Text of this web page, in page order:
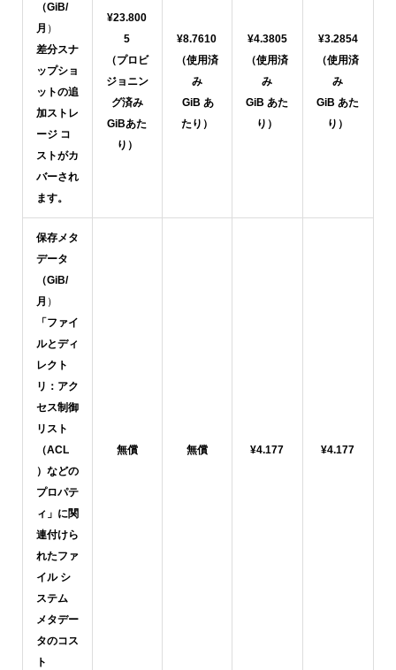
（GiB/
月 ）
差分スナ
ップショ
ットの追
加ストレ
ージ コ
ストがカ
バーされ
ます。
¥23.800
5
（プロビ
ジョニン
グ済み
GiBあた
り）
¥8.7610
（使用済
み
GiB あ
たり）
¥4.3805
（使用済
み
GiB あた
り）
¥3.2854
（使用済
み
GiB あた
り）
保存メタ
データ
（GiB/
月 ）
「ファイ
ルとディ
レクト
リ：アク
セス制御
リスト
（ACL
）などの
プロパテ
ィ」に関
連付けら
れたファ
イル シ
ステム
メタデー
タのコス
ト
無償 無償 ¥4.177 ¥4.177